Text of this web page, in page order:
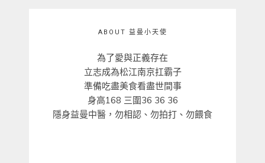
ABOUT 益曼小天使
為了愛與正義存在
立志成為松江南京扛霸子
準備吃盡美食看盡世間事
身高168 三圍36 36 36
隱身益曼中醫，勿相認、勿拍打、勿餵食